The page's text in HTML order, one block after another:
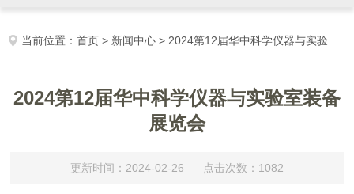
当前位置：首页 > 新闻中心 > 2024第12届华中科学仪器与实验室装备展览会
2024第12届华中科学仪器与实验室装备
展览会
更新时间：2024-02-26 点击次数：1082